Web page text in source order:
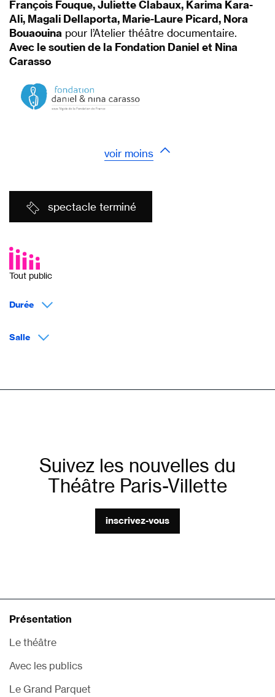
François Fouque, Juliette Clabaux, Karima Kara-
Ali, Magali Dellaporta, Marie-Laure Picard, Nora
Bouaouina pour l’Atelier théâtre documentaire.
Avec le soutien de la Fondation Daniel et Nina
Carasso
voir moins
spectacle terminé
Tout public
Durée
Salle
Suivez les nouvelles du
Théâtre Paris-Villette
inscrivez-vous
Présentation
Le théâtre
Avec les publics
Le Grand Parquet